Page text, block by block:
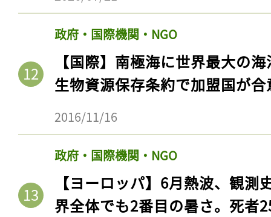
政府・国際機関・NGO
【国際】南極海に世界最大の
生物資源保存条約で加盟国が合
2016/11/16
政府・国際機関・NGO
【ヨーロッパ】6月熱波、観
界全体でも2番目の暑さ。死者